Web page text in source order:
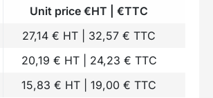
Unit price €HT | €TTC
27,14 € HT | 32,57 € TTC
20,19 € HT | 24,23 € TTC
15,83 € HT | 19,00 € TTC